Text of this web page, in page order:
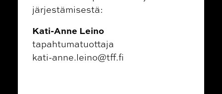
järjestämisestä:
Kati-Anne Leino
tapahtumatuottaja
kati-anne.leino@tff.fi